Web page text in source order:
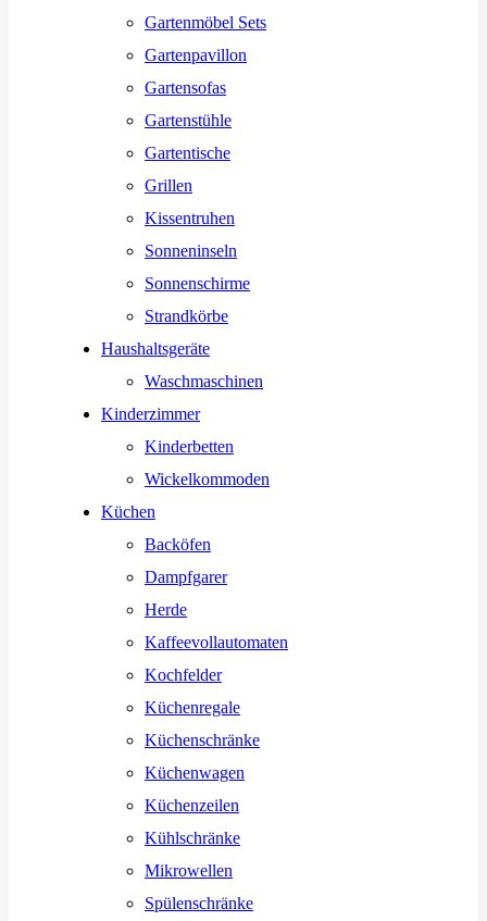
Gartenmöbel Sets
Gartenpavillon
Gartensofas
Gartenstühle
Gartentische
Grillen
Kissentruhen
Sonneninseln
Sonnenschirme
Strandkörbe
Haushaltsgeräte
Waschmaschinen
Kinderzimmer
Kinderbetten
Wickelkommoden
Küchen
Backöfen
Dampfgarer
Herde
Kaffeevollautomaten
Kochfelder
Küchenregale
Küchenschränke
Küchenwagen
Küchenzeilen
Kühlschränke
Mikrowellen
Spülenschränke